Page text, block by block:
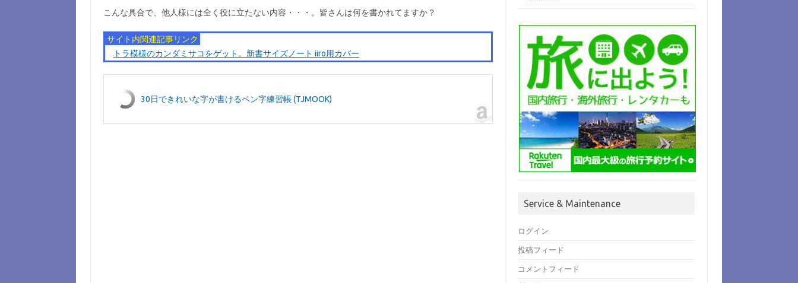
こんな具合で、他人様には全く役に立たない内容・・・。皆さんは何を書かれてますか？
サイト内関連記事リンク
トラ模様のカンダミサコをゲット。新書サイズノート iiro用カバー
30日できれいな字が書けるペン字練習帳 (TJMOOK)
Service & Maintenance
ログイン
投稿フィード
コメントフィード